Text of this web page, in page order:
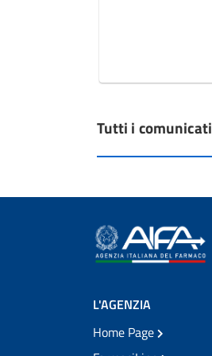
Tutti i comunicati
L'AGENZIA
Home Page